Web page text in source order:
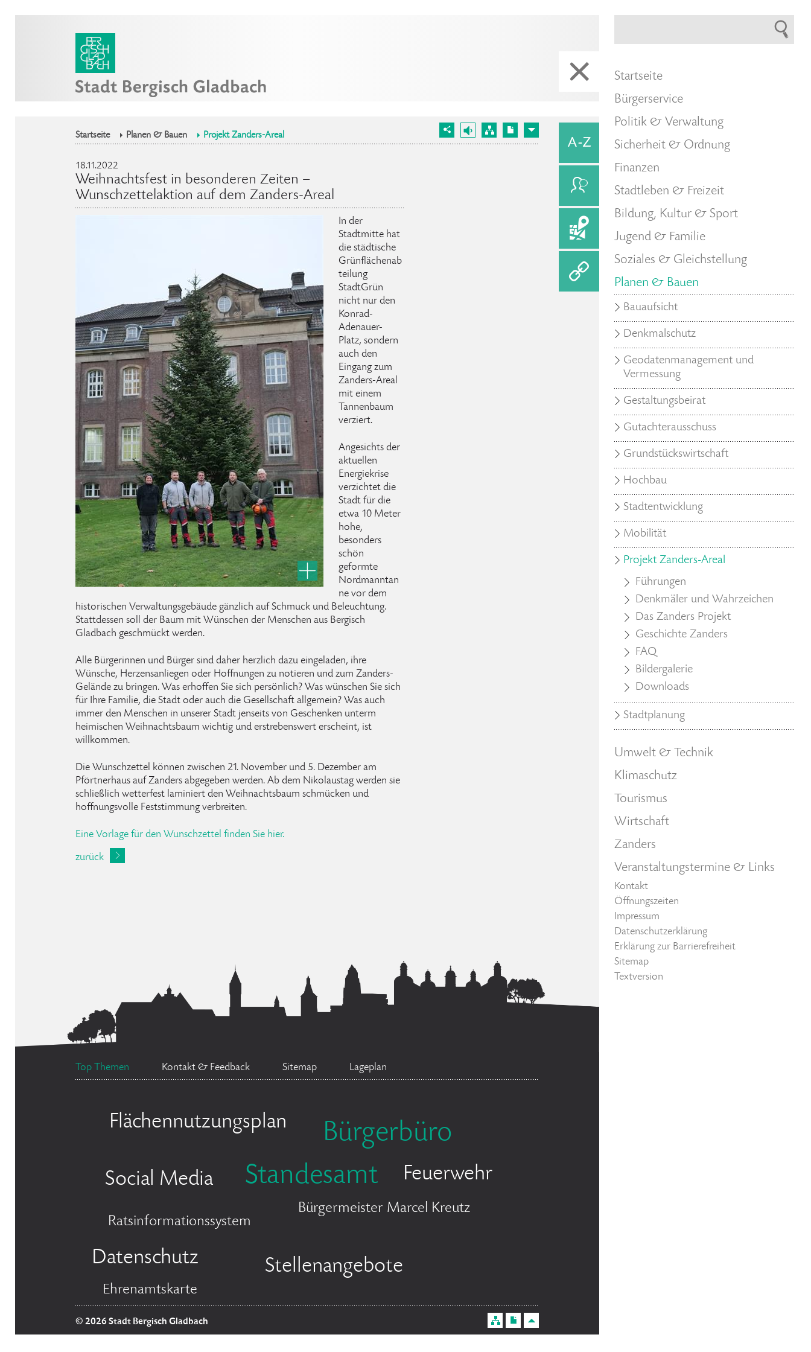
Startseite Planen & Bauen Projekt Zanders-Areal
18.11.2022
Weihnachtsfest in besonderen Zeiten –
Wunschzettelaktion auf dem Zanders-Areal
In der
Stadtmitte hat
die städtische
Grünflächenab
teilung
StadtGrün
nicht nur den
Konrad-
Adenauer-
Platz, sondern
auch den
Eingang zum
Zanders-Areal
mit einem
Tannenbaum
verziert.
Angesichts der
aktuellen
Energiekrise
verzichtet die
Stadt für die
etwa 10 Meter
hohe,
besonders
schön
geformte
Nordmanntan
ne vor dem
historischen Verwaltungsgebäude gänzlich auf Schmuck und Beleuchtung.
Stattdessen soll der Baum mit Wünschen der Menschen aus Bergisch
Gladbach geschmückt werden.
Alle Bürgerinnen und Bürger sind daher herzlich dazu eingeladen, ihre
Wünsche, Herzensanliegen oder Hoffnungen zu notieren und zum Zanders-
Gelände zu bringen. Was erhoffen Sie sich persönlich? Was wünschen Sie sich
für Ihre Familie, die Stadt oder auch die Gesellschaft allgemein? Was auch
immer den Menschen in unserer Stadt jenseits von Geschenken unterm
heimischen Weihnachtsbaum wichtig und erstrebenswert erscheint, ist
willkommen.
Die Wunschzettel können zwischen 21. November und 5. Dezember am
Pförtnerhaus auf Zanders abgegeben werden. Ab dem Nikolaustag werden sie
schließlich wetterfest laminiert den Weihnachtsbaum schmücken und
hoffnungsvolle Feststimmung verbreiten.
Eine Vorlage für den Wunschzettel finden Sie hier.
zurück
Top Themen Kontakt & Feedback Sitemap Lageplan
Flächennutzungsplan Bürgerbüro
Social Media Standesamt Feuerwehr
Ratsinformationssystem
Bürgermeister Marcel Kreutz
Datenschutz Stellenangebote
Ehrenamtskarte
© 2026 Stadt Bergisch Gladbach
Startseite
Bürgerservice
Politik & Verwaltung
Sicherheit & Ordnung
Finanzen
Stadtleben & Freizeit
Bildung, Kultur & Sport
Jugend & Familie
Soziales & Gleichstellung
Planen & Bauen
Bauaufsicht
Denkmalschutz
Geodatenmanagement und
Vermessung
Gestaltungsbeirat
Gutachterausschuss
Grundstückswirtschaft
Hochbau
Stadtentwicklung
Mobilität
Projekt Zanders-Areal
Führungen
Denkmäler und Wahrzeichen
Das Zanders Projekt
Geschichte Zanders
FAQ
Bildergalerie
Downloads
Stadtplanung
Umwelt & Technik
Klimaschutz
Tourismus
Wirtschaft
Zanders
Veranstaltungstermine & Links
Kontakt
Öffnungszeiten
Impressum
Datenschutzerklärung
Erklärung zur Barrierefreiheit
Sitemap
Textversion